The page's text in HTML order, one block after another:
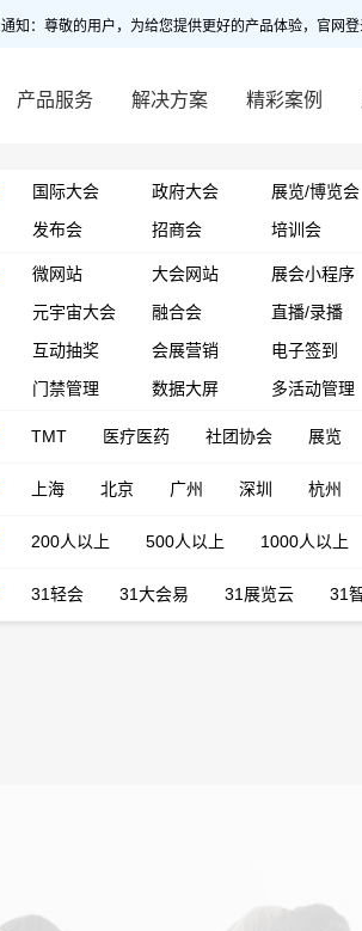
通知：尊敬的用户，为给您提供更好的产品体验，官网
产品服务 解决方案 精彩案例
国际大会 政府大会 展览/博览会
发布会
招商会 培训会
微网站 大会网站 展会小程序
元宇宙大会
融合会 直播/录播
互动抽奖
会展营销 电子签到
门禁管理
数据大屏 多活动管理
TMT 医疗医药 社团协会 展览
上海 北京 广州 深圳 杭州
200人以上 500人以上 1000人以上
31轻会 31大会易 31展览云 31